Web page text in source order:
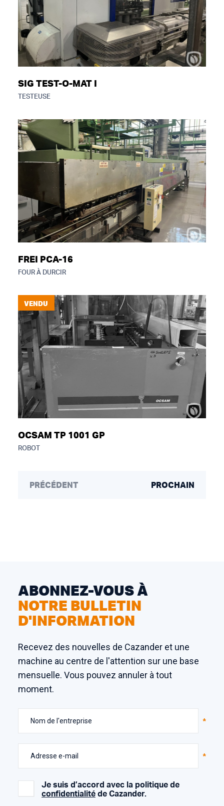
SIG TEST-O-MAT I
TESTEUSE
FREI PCA-16
FOUR À DURCIR
VENDU
OCSAM TP 1001 GP
ROBOT
PRÉCÉDENT PROCHAIN
ABONNEZ-VOUS À
NOTRE BULLETIN
D'INFORMATION
Recevez des nouvelles de Cazander et une
machine au centre de l'attention sur une base
mensuelle. Vous pouvez annuler à tout
moment.
Nom de l'entreprise
Adresse e-mail
Je suis d’accord avec la politique de
confidentialité de Cazander.